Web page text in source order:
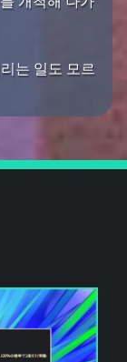
는 일도 모르